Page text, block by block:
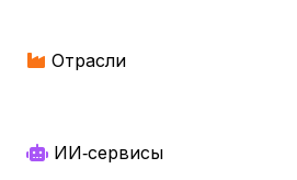
Отрасли
ИИ‑сервисы